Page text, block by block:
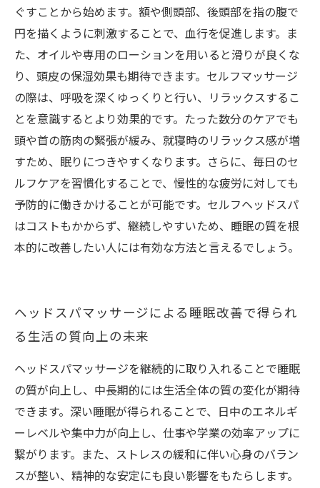
ぐすことから始めます。額や側頭部、後頭部を指の腹で
円を描くように刺激することで、血行を促進します。ま
た、オイルや専用のローションを用いると滑りが良くな
り、頭皮の保湿効果も期待できます。セルフマッサージ
の際は、呼吸を深くゆっくりと行い、リラックスするこ
とを意識するとより効果的です。たった数分のケアでも
頭や首の筋肉の緊張が緩み、就寝時のリラックス感が増
すため、眠りにつきやすくなります。さらに、毎日のセ
ルフケアを習慣化することで、慢性的な疲労に対しても
予防的に働きかけることが可能です。セルフヘッドスパ
はコストもかからず、継続しやすいため、睡眠の質を根
本的に改善したい人には有効な方法と言えるでしょう。
ヘッドスパマッサージによる睡眠改善で得られ
る生活の質向上の未来
ヘッドスパマッサージを継続的に取り入れることで睡眠
の質が向上し、中長期的には生活全体の質の変化が期待
できます。深い睡眠が得られることで、日中のエネルギ
ーレベルや集中力が向上し、仕事や学業の効率アップに
繋がります。また、ストレスの緩和に伴い心身のバラン
スが整い、精神的な安定にも良い影響をもたらします。